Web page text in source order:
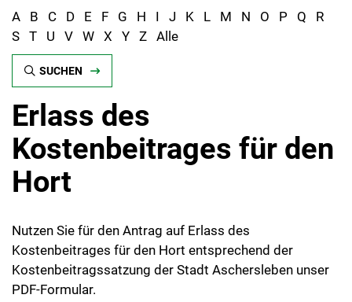
A B C D E F G H I J K L M N O P Q
R
S T U V W X Y Z Alle
SUCHEN
Erlass des
Kostenbeitrages für den
Hort
Nutzen Sie für den Antrag auf Erlass des
Kostenbeitrages für den Hort entsprechend der
Kostenbeitragssatzung der Stadt Aschersleben unser
PDF-Formular.